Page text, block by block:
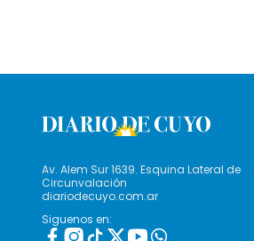
Av. Alem Sur 1639. Esquina Lateral de
Circunvalación
diariodecuyo.com.ar
Siguenos en: